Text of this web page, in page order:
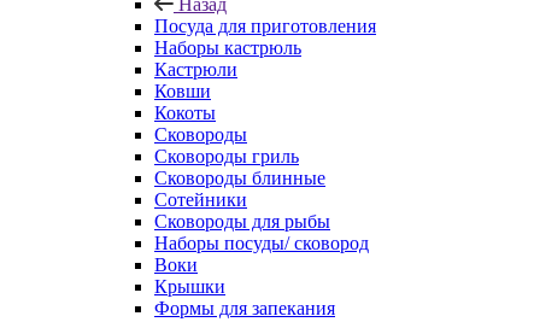
Назад
Посуда для приготовления
Наборы кастрюль
Кастрюли
Ковши
Кокоты
Сковороды
Сковороды гриль
Сковороды блинные
Сотейники
Сковороды для рыбы
Наборы посуды/ сковород
Воки
Крышки
Формы для запекания